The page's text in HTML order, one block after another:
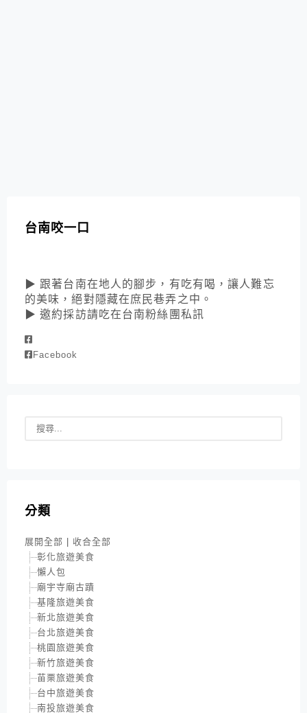
台南咬一口
▶ 跟著台南在地人的腳步，有吃有喝，讓人難忘
的美味，絕對隱藏在庶民巷弄之中。
▶ 邀約採訪請吃在台南粉絲團私訊
Facebook
分類
展開全部
收合全部
彰化旅遊美食
懶人包
廟宇寺廟古蹟
基隆旅遊美食
新北旅遊美食
台北旅遊美食
桃園旅遊美食
新竹旅遊美食
苗栗旅遊美食
台中旅遊美食
南投旅遊美食